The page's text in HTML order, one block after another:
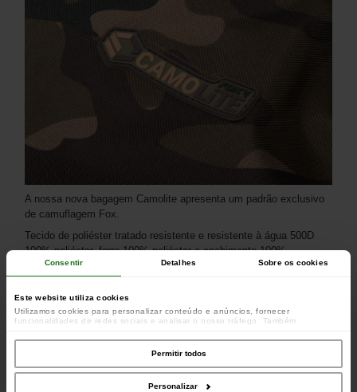
Consentir Detalhes Sobre os cookies
Este website utiliza cookies
Utilizamos cookies para personalizar conteúdo e anúncios, fornecer
funcionalidades de redes sociais e analisar o nosso tráfego. Também
parceiros de redes sociais, de publicidade e de análise, que as podem combinar
com outras informações que lhes forneceu ou recolhidas por estes a partir da
sua utilização dos respetivos serviços.
Permitir todos
Personalizar
A nossa nova bagagem Camolite apresenta um padrão exclusivo
de camuflagem Fox.
Tecido de poliéster tratado resistente e resistente à água 500D
100% poliéster, forro 100% poliéster e enchimento 100%
polietileno